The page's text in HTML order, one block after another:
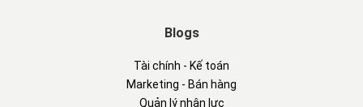
Blogs
Tài chính - Kế toán
Marketing - Bán hàng
Quản lý nhân lực